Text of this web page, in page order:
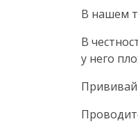
В нашем
В
у него